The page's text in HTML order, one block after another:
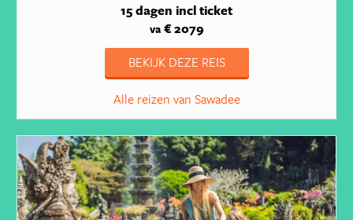
15 dagen incl ticket
va€ 2079
BEKIJK DEZE REIS
Alle reizen van Sawadee